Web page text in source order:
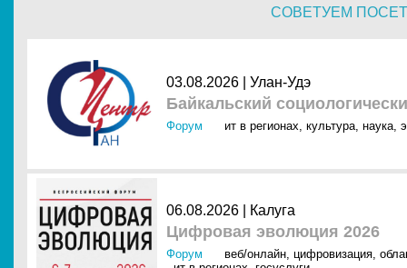
СОВЕТУЕМ
03.08.2026 | Улан-Удэ
Байкальский
Форум ит в регионах, культура, наука,
06.08.2026 | Калуга
Цифровая эволюция 2026
Форум веб/онлайн, цифровизация,